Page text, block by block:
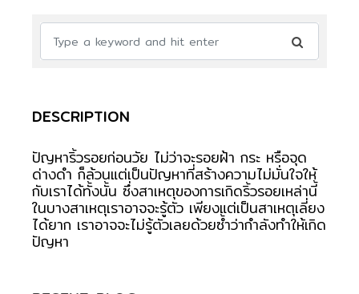
DESCRIPTION
ปัญหาริ้วรอยก่อนวัย ไม่ว่าจะรอยฝ้า กระ หรือจุด
ด่างดำ ก็ล้วนแต่เป็นปัญหาที่สร้างความไม่มั่นใจให้
กับเราได้ทั้งนั้น ซึ่งสาเหตุของการเกิดริ้วรอยเหล่านี้
ในบางสาเหตุเราอาจจะรู้ตัว เพียงแต่เป็นสาเหตุเลี่ยง
ได้ยาก เราอาจจะไม่รู้ตัวเลยด้วยซ้ำว่ากำลังทำให้เกิด
ปัญหา